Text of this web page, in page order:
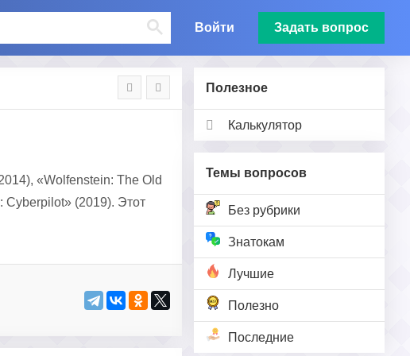
Войти Задать вопрос
Полезное
Калькулятор
Темы вопросов
Без рубрики
Знатокам
Лучшие
Полезно
Последние
«Wolfenstein: The Old
Cyberpilot» (2019). Этот